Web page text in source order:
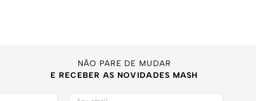
NÃO PARE DE MUDAR
E RECEBER AS NOVIDADES MASH